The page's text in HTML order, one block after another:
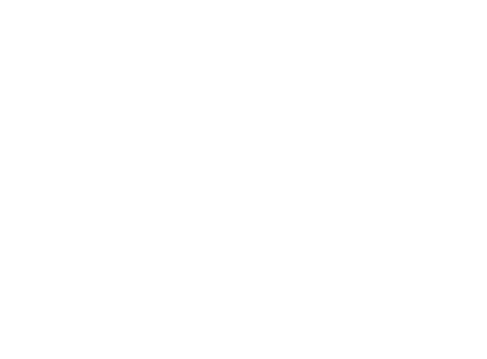
com Dependência Química
com Dependência Química
com Dependência Química